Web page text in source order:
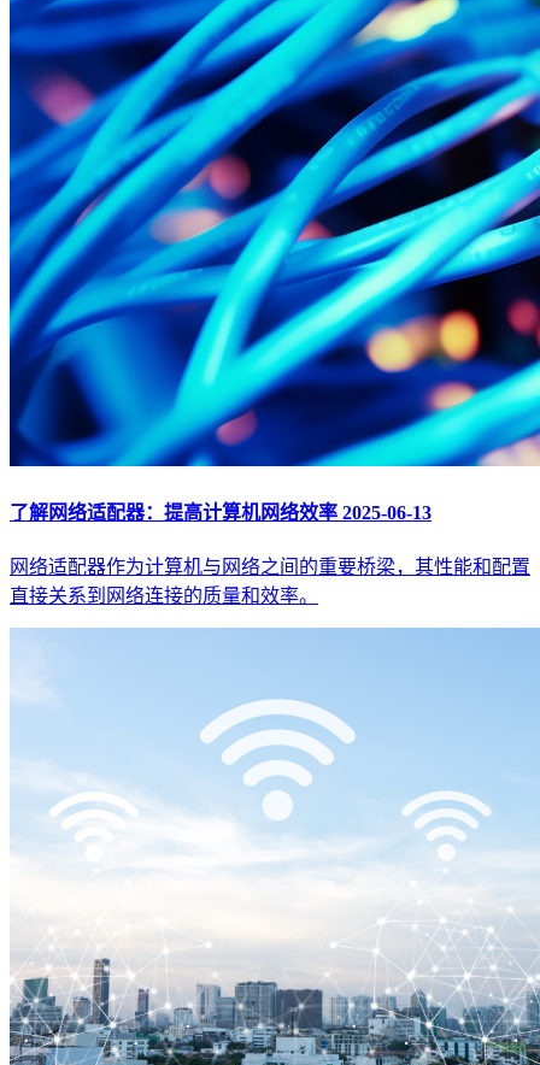
了解网络适配器：提高计算机网络效率 2025-06-13
网络适配器作为计算机与网络之间的重要桥梁，其性能和配置
直接关系到网络连接的质量和效率。